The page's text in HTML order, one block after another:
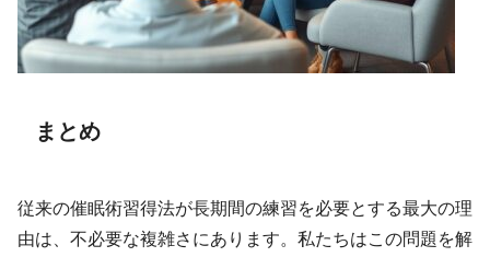
まとめ
従来の催眠術習得法が長期間の練習を必要とする最大の理
由は、不必要な複雑さにあります。私たちはこの問題を解